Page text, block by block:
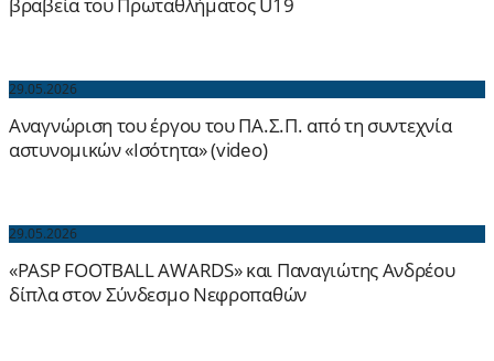
29.05.2026
Αναγνώριση του έργου του ΠΑ.Σ.Π. από τη συντεχνία
αστυνομικών «Ισότητα» (video)
29.05.2026
«PASP FOOTBALL AWARDS» και Παναγιώτης Ανδρέου
δίπλα στον Σύνδεσμο Νεφροπαθών